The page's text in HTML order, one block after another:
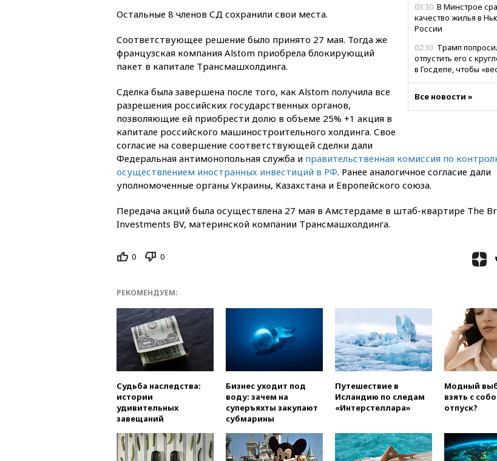
03:30 В Минстрое
качество жилья в
России
02:30 Трамп
отпустить его с
в Госдепе, чтобы
01:35 Мигрант погиб
попытке попасть из
коррупции
объяснил
ЕС
Москве вернут
скульптуру балерины
вчера, 22:28
Бессент
анонсировал скорое
соглашение о
огня США и Ирана
получили ножевые
при нападении в
Путин
РЛС для
области
Все новости »
Остальные 8 членов СД сохранили свои места.
Соответствующее решение было принято 27 мая. Тогда же
французская компания Alstom приобрела блокирующий
пакет в капитале Трансмашхолдинга.
Сделка была завершена после того, как Alstom получила все
разрешения российских государственных органов,
позволяющие ей приобрести долю в объеме 25% +1 акция в
капитале российского машиностроительного холдинга. Свое
согласие на совершение соответствующей сделки дали
Федеральная антимонопольная служба и правительственная комиссия по
осуществлением иностранных инвестиций в РФ. Ранее аналогичное согласие дали
уполномоченные органы Украины, Казахстана и Европейского союза.
Передача акций была осуществлена 27 мая в Амстердаме в штаб-квартире The
Investments BV, материнской компании Трансмашхолдинга.
0 0
РЕКОМЕНДУЕМ:
Судьба наследства:
истории
удивительных
завещаний
Бизнес уходит под
воду: зачем на
суперъяхты закупают
субмарины
Путешествие в
Исландию по следам
«Интерстеллара»
Модный
взять с
отпуск?